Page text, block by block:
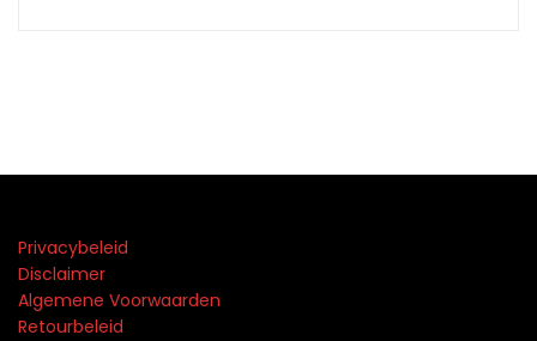
Privacybeleid
Disclaimer
Algemene Voorwaarden
Retourbeleid